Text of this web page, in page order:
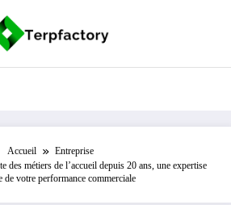
Accueil
Entreprise
des métiers de l’accueil depuis 20 ans, une expertise
de votre performance commerciale